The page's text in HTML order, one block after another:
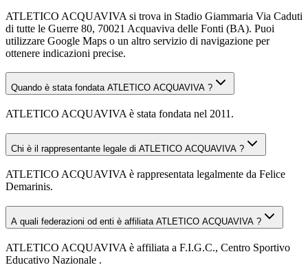
ATLETICO ACQUAVIVA si trova in Stadio Giammaria Via Caduti
di tutte le Guerre 80, 70021 Acquaviva delle Fonti (BA). Puoi
utilizzare Google Maps o un altro servizio di navigazione per
ottenere indicazioni precise.
Quando è stata fondata ATLETICO ACQUAVIVA ?
ATLETICO ACQUAVIVA è stata fondata nel 2011.
Chi è il rappresentante legale di ATLETICO ACQUAVIVA ?
ATLETICO ACQUAVIVA è rappresentata legalmente da Felice
Demarinis.
A quali federazioni od enti è affiliata ATLETICO ACQUAVIVA ?
ATLETICO ACQUAVIVA è affiliata a F.I.G.C., Centro Sportivo
Educativo Nazionale .